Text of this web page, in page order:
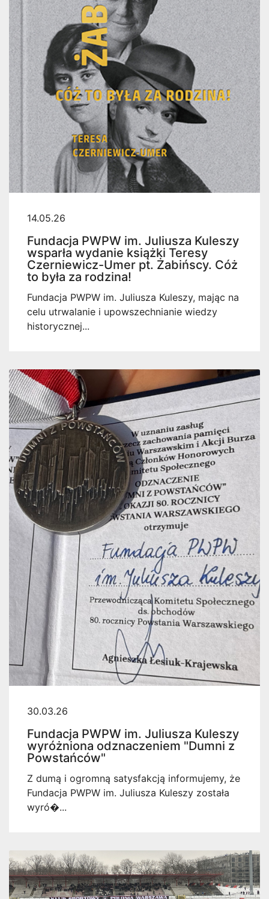
14.05.26
Fundacja PWPW im. Juliusza Kuleszy
wsparła wydanie książki Teresy
Czerniewicz-Umer pt. Żabińscy. Cóż
to była za rodzina!
Fundacja PWPW im. Juliusza Kuleszy, mając na
celu utrwalanie i upowszechnianie wiedzy
historycznej...
30.03.26
Fundacja PWPW im. Juliusza Kuleszy
wyróżniona odznaczeniem "Dumni z
Powstańców"
Z dumą i ogromną satysfakcją informujemy, że
Fundacja PWPW im. Juliusza Kuleszy została
wyró�...